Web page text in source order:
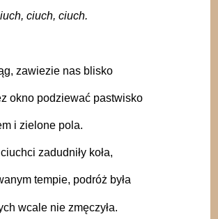
ciuch, ciuch.
zawiezie nas blisko
okno podziewać pastwisko
i zielone pola.
zadudniły koła,
tempie, podróż była
wcale nie zmęczyła.